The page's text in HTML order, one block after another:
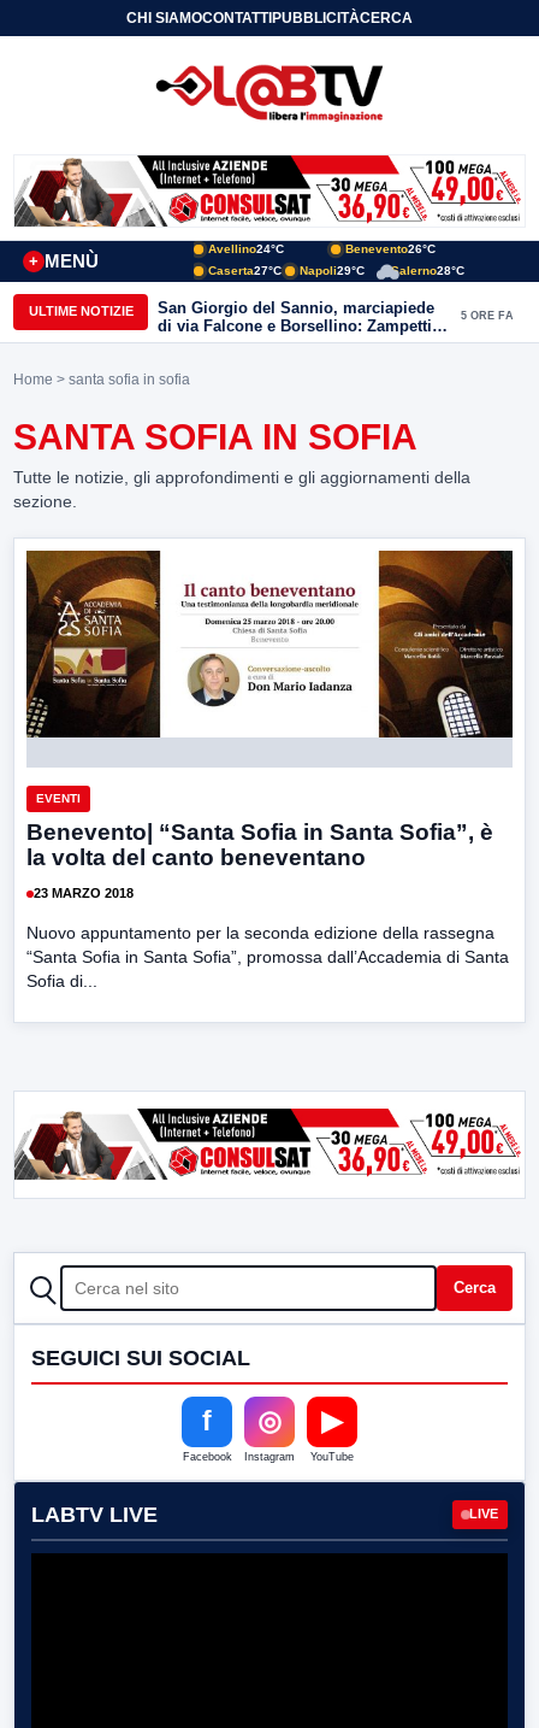
CHI SIAMOCONTATTIPUBBLICITÀCERCA
MENÙ
+
Avellino24°C Benevento26°C
Caserta27°C Napoli29°C Salerno28°C
ULTIME NOTIZIE
San Giorgio del Sannio, marciapiede
di via Falcone e Borsellino: Zampetti e
Lombardi replicano alle polemiche
5 ORE FA
Home > santa sofia in sofia
SANTA SOFIA IN SOFIA
Tutte le notizie, gli approfondimenti e gli aggiornamenti della
sezione.
EVENTI
Benevento| “Santa Sofia in Santa Sofia”, è
la volta del canto beneventano
23 MARZO 2018
Nuovo appuntamento per la seconda edizione della rassegna
“Santa Sofia in Santa Sofia”, promossa dall’Accademia di Santa
Sofia di...
CERCA Cerca
SEGUICI SUI SOCIAL
f
Facebook
◎
Instagram
▶
YouTube
LABTV LIVE LIVE